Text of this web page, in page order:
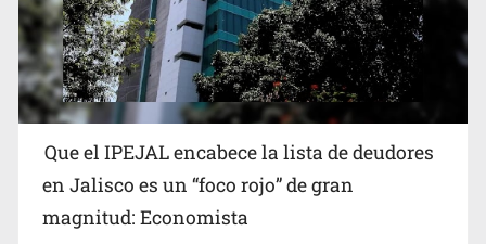
Que el IPEJAL encabece la lista de deudores
en Jalisco es un “foco rojo” de gran
magnitud: Economista